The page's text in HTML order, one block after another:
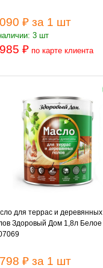
₽ за 1 шт
3 шт
₽ по карте клиента
для террас и деревянных
Здоровый Дом 1,8л Белое
₽ за 1 шт